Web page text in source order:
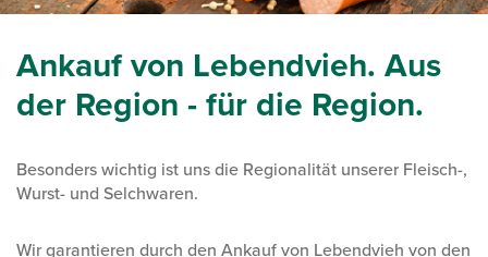
Ankauf von Lebendvieh. Aus
der Region - für die Region.
Besonders wichtig ist uns die Regionalität unserer Fleisch-,
Wurst- und Selchwaren.
Wir garantieren durch den Ankauf von Lebendvieh von den